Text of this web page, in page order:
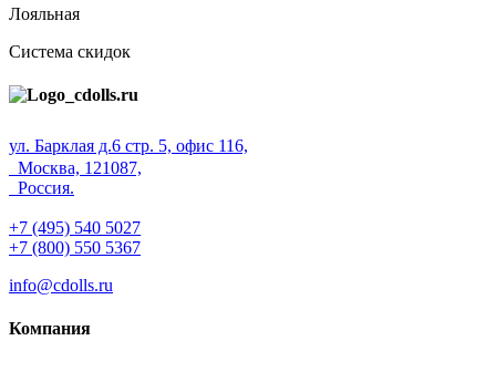
Лояльная
Система скидок
ул. Барклая д.6 стр. 5, офис 116,
Москва, 121087,
Россия.
+7 (495) 540 5027
+7 (800) 550 5367
info@cdolls.ru
Компания